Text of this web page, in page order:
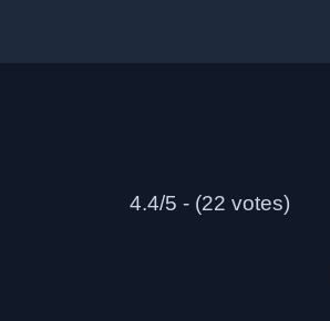
4.4/5 - (22 votes)